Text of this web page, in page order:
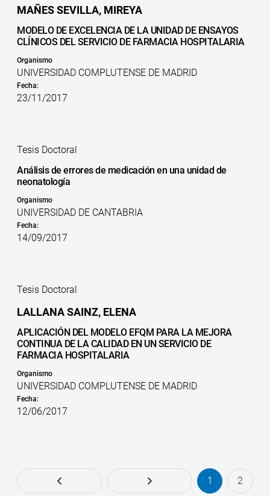
MAÑES SEVILLA, MIREYA
MODELO DE EXCELENCIA DE LA UNIDAD DE ENSAYOS
CLÍNICOS DEL SERVICIO DE FARMACIA HOSPITALARIA
Organismo
UNIVERSIDAD COMPLUTENSE DE MADRID
Fecha:
23/11/2017
Tesis Doctoral
Análisis de errores de medicación en una unidad de
neonatología
Organismo
UNIVERSIDAD DE CANTABRIA
Fecha:
14/09/2017
Tesis Doctoral
LALLANA SAINZ, ELENA
APLICACIÓN DEL MODELO EFQM PARA LA MEJORA
CONTINUA DE LA CALIDAD EN UN SERVICIO DE
FARMACIA HOSPITALARIA
Organismo
UNIVERSIDAD COMPLUTENSE DE MADRID
Fecha:
12/06/2017
1 2